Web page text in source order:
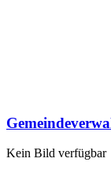
Kein Bild verfügbar